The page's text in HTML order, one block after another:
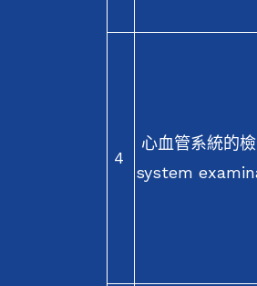
4
心血管系統的
system